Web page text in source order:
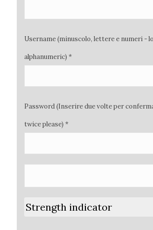
Username (minuscolo, lettere e numeri -
alphanumeric) *
Password (Inserire due volte per
twice please) *
Strength indicator